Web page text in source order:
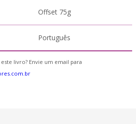
Offset 75g
Português
livro? Envie um email para